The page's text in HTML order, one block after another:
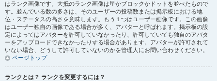
はランク画像です。大抵のランク画像は星かブロックかドットを並べたもので
す。並んでいる数の多さは、そのユーザーの投稿数または掲示板における地
位・ステータスの高さを意味します。もう１つはユーザー画像です。この画像
はユーザー独自の画像である場合が多く、アバターと呼ばれます。掲示板の設
定によってはアバターを許可していなかったり、許可していても独自のアバタ
ーをアップロードできなかったりする場合があります。アバターが許可されて
いない場合、どうして許可していないのかを管理人にお問い合わせください。
ページトップ
ランクとは？ ランクを変更するには？